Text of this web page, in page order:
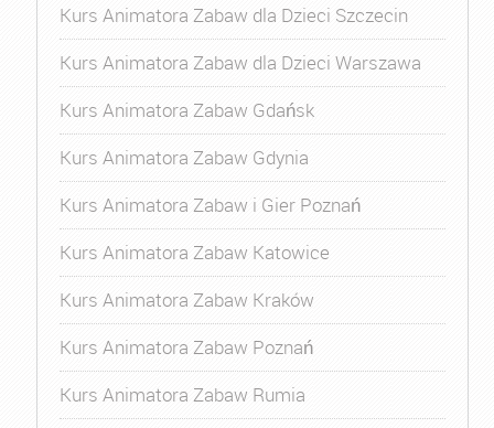
Kurs Animatora Zabaw dla Dzieci Szczecin
Kurs Animatora Zabaw dla Dzieci Warszawa
Kurs Animatora Zabaw Gdańsk
Kurs Animatora Zabaw Gdynia
Kurs Animatora Zabaw i Gier Poznań
Kurs Animatora Zabaw Katowice
Kurs Animatora Zabaw Kraków
Kurs Animatora Zabaw Poznań
Kurs Animatora Zabaw Rumia